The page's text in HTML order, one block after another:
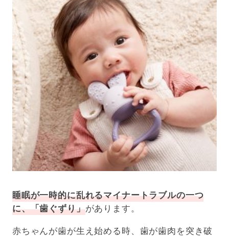
睡眠が一時的に乱れるマイナートラブルの一つ
に、「歯ぐずり」があります。
赤ちゃんが歯が生え始める時、歯が歯肉を突き破